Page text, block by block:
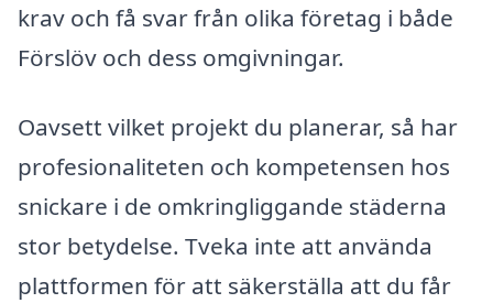
krav och få svar från olika företag i både
Förslöv och dess omgivningar.
Oavsett vilket projekt du planerar, så har
profesionaliteten och kompetensen hos
snickare i de omkringliggande städerna
stor betydelse. Tveka inte att använda
plattformen för att säkerställa att du får